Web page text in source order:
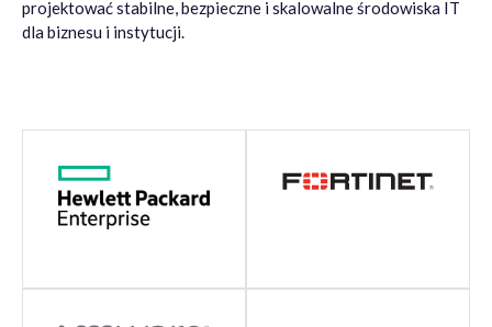
projektować stabilne, bezpieczne i skalowalne środowiska IT
dla biznesu i instytucji.